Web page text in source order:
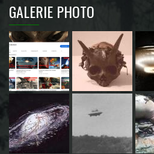
GALERIE PHOTO